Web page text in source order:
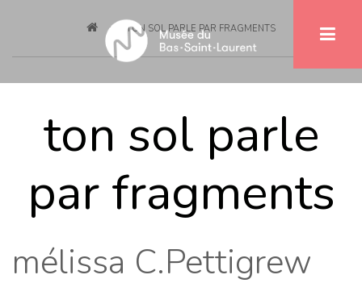
main
content
BreadcrumbTON SOL PARLE PAR FRAGMENTS
ton sol parle
par fragments
mélissa C.Pettigrew